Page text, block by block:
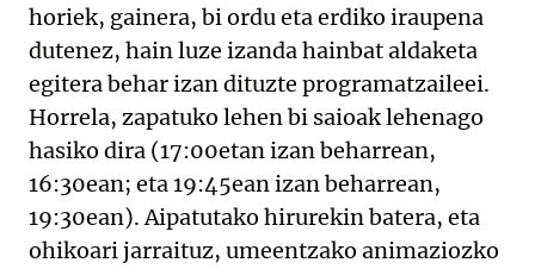
horiek, gainera, bi ordu eta erdiko iraupena
dutenez, hain luze izanda hainbat aldaketa
egitera behar izan dituzte programatzaileei.
Horrela, zapatuko lehen bi saioak lehenago
hasiko dira (17:00etan izan beharrean,
16:30ean; eta 19:45ean izan beharrean,
19:30ean). Aipatutako hirurekin batera, eta
ohikoari jarraituz, umeentzako animaziozko